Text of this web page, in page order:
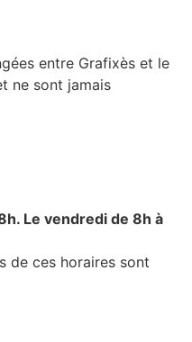
entre Grafixès et le
ne sont jamais
Le vendredi de 8h à
de ces horaires sont